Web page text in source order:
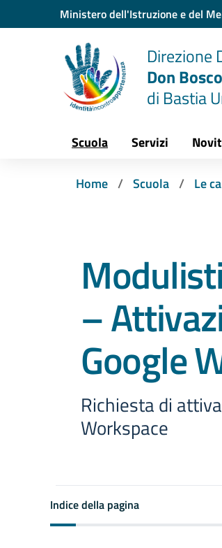
Vai ai contenuti
Vai al menu di navigazione
Ministero dell'Istruzione e del
Direzione
Don Bosco
di Bastia
Scuola Servizi
Home Scuola Le
–
Google
Richiesta di
Workspace
Indice della pagina